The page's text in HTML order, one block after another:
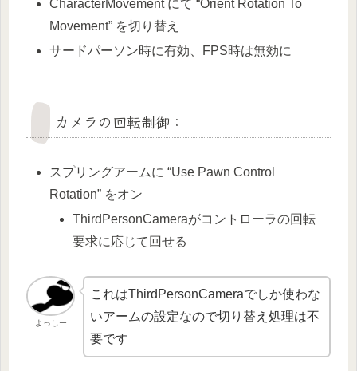
CharacterMovement にて “Orient Rotation To
Movement” を切り替え
サードパーソン時に有効、FPS時は無効に
カメラの回転制御：
スプリングアームに “Use Pawn Control
Rotation” をオン
ThirdPersonCameraがコントローラの回転
要求に応じて回せる
よっしー
これはThirdPersonCameraでしか使わな
いアームの設定なので切り替え処理は不
要です